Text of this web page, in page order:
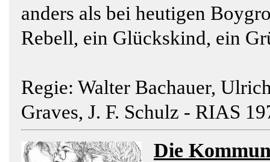
anders als bei heutigen
Rebell, ein Glückskind, ein
Regie: Walter Bachauer,
Graves, J. F. Schulz - RIAS
Die